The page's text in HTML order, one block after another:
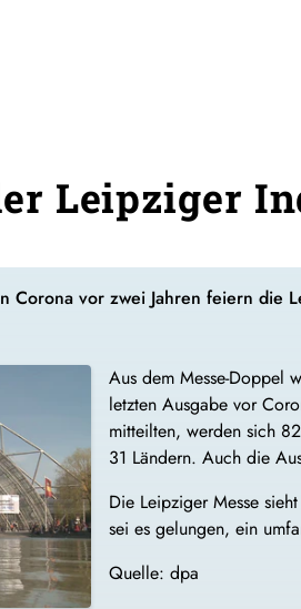
Leipziger
Corona vor zwei Jahren feiern die
Aus dem Messe-Doppel
letzten Ausgabe vor
mitteilten, werden sich
31 Ländern. Auch die
Die Leipziger Messe
sei es gelungen, ein
Quelle: dpa